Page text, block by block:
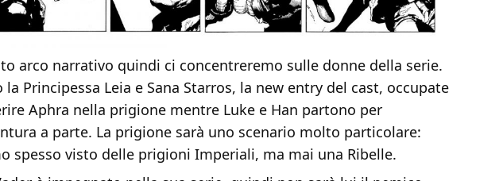
arco narrativo quindi ci concentreremo sulle donne della serie.
la Principessa Leia e Sana Starros, la new entry del cast, occupate
Aphra nella prigione mentre Luke e Han partono per
a parte. La prigione sarà uno scenario molto particolare:
spesso visto delle prigioni Imperiali, ma mai una Ribelle.